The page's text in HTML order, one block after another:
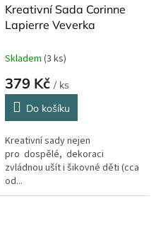
Kreativní Sada Corinne
Lapierre Veverka
Skladem (3 ks)
379 Kč / ks
Do košíku
Kreativní sady nejen
pro dospělé, dekoraci
zvládnou ušít i šikovné děti (cca
od...